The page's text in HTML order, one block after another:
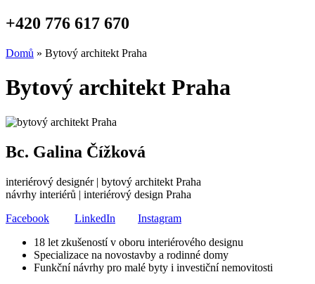
+420 776 617 670
Domů » Bytový architekt Praha
Bytový architekt Praha
Bc. Galina Čížková
interiérový designér | bytový architekt Praha
návrhy interiérů | interiérový design Praha
Facebook
LinkedIn
Instagram
18 let zkušeností v oboru interiérového designu
Specializace na novostavby a rodinné domy
Funkční návrhy pro malé byty i investiční nemovitosti